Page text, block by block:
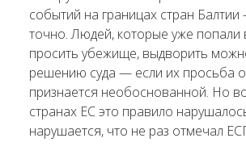
событий на границах стран
точно. Людей, которые уже попали
просить убежище, выдворить
решению суда — если их просьба
признается необоснованной. Но
странах ЕС это правило
нарушается, что не раз отмечал